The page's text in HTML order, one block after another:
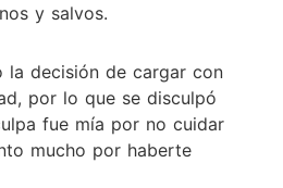
y salvos.
la decisión de cargar con
por lo que se disculpó
fue mía por no cuidar
mucho por haberte